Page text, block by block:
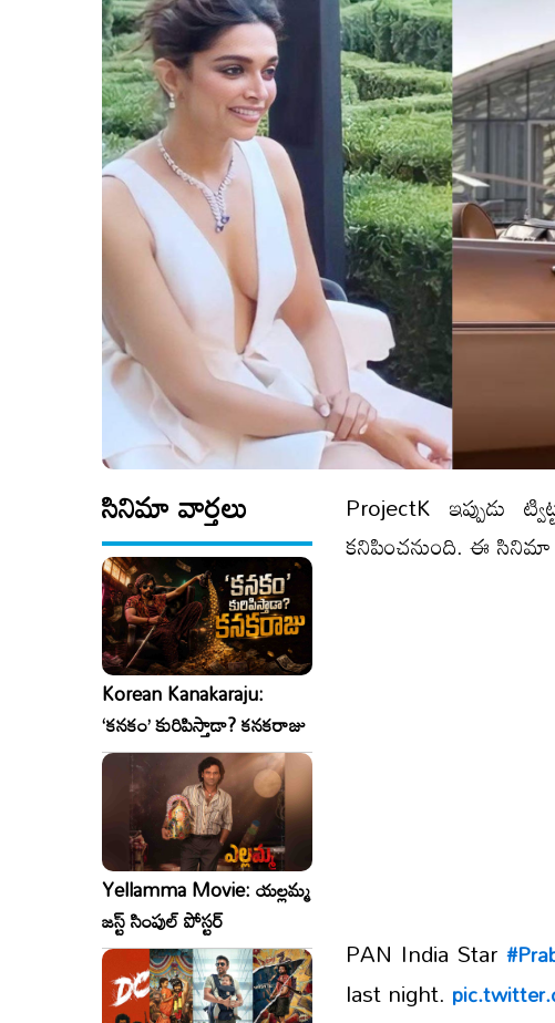
సినిమా వార్తలు
Korean Kanakaraju:
‘కనకం’ కురిపిస్తాడా? కనకరాజు
Yellamma Movie: యల్లమ్మ
జస్ట్ సింపుల్ పోస్టర్
ProjectK ఇప్పుడు
కనిపించనుంది. ఈ సినిమా
PAN India Star
last night.